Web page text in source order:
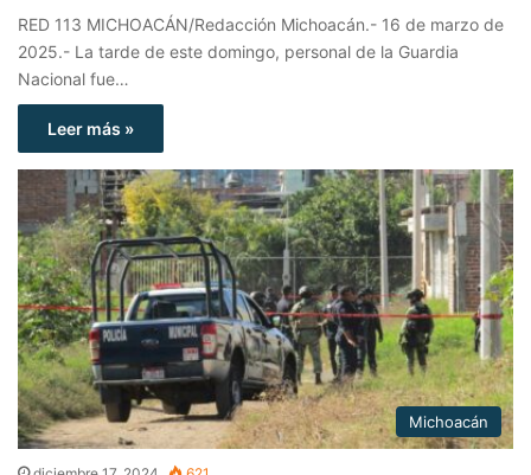
RED 113 MICHOACÁN/Redacción Michoacán.- 16 de marzo de
2025.- La tarde de este domingo, personal de la Guardia
Nacional fue…
Leer más »
Michoacán